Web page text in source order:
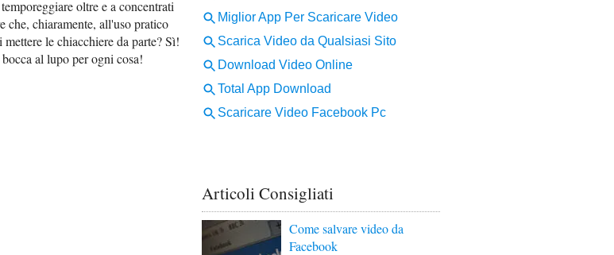
oltre e a concentrati
che, chiaramente, all'uso pratico
le chiacchiere da parte? Sì!
al lupo per ogni cosa!
Articoli Consigliati
Come salvare video da
Facebook